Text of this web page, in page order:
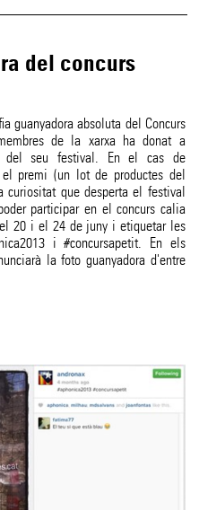
del concurs
guanyadora absoluta del Concurs
de la xarxa ha donat a
del seu festival. En el cas de
premi (un lot de productes del
curiositat que desperta el festival
participar en el concurs calia
20 i el 24 de juny i etiquetar les
i #concursapetit. En els
la foto guanyadora d'entre